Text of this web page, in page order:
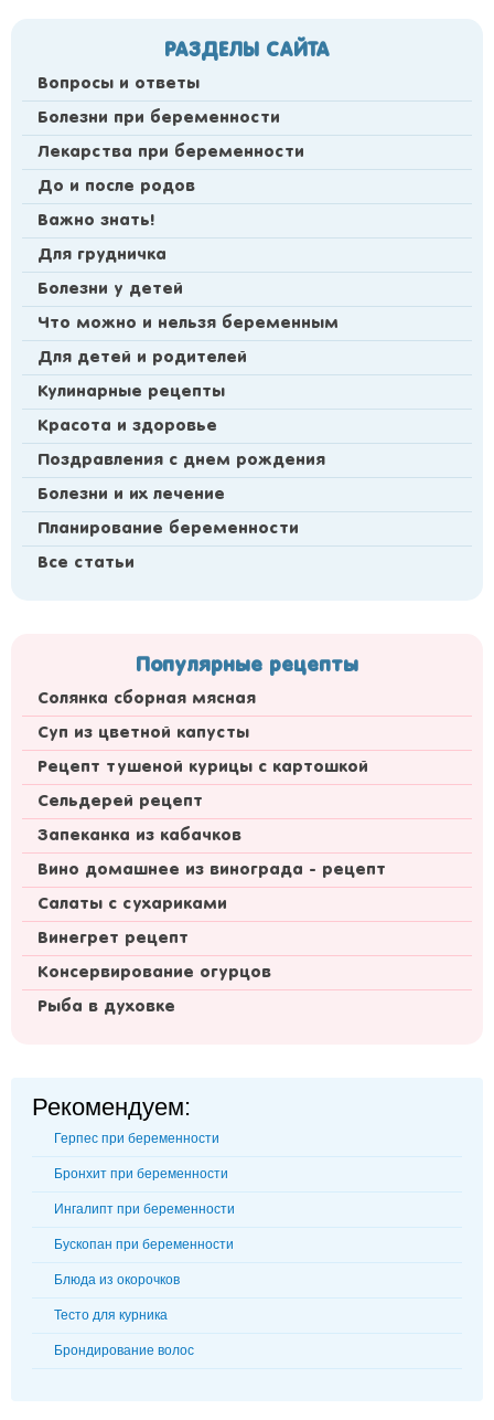
РАЗДЕЛЫ САЙТА
Вопросы и ответы
Болезни при беременности
Лекарства при беременности
До и после родов
Важно знать!
Для грудничка
Болезни у детей
Что можно и нельзя беременным
Для детей и родителей
Кулинарные рецепты
Красота и здоровье
Поздравления с днем рождения
Болезни и их лечение
Планирование беременности
Все статьи
Популярные рецепты
Солянка сборная мясная
Суп из цветной капусты
Рецепт тушеной курицы с картошкой
Сельдерей рецепт
Запеканка из кабачков
Вино домашнее из винограда - рецепт
Салаты с сухариками
Винегрет рецепт
Консервирование огурцов
Рыба в духовке
Рекомендуем:
Герпес при беременности
Бронхит при беременности
Ингалипт при беременности
Бускопан при беременности
Блюда из окорочков
Тесто для курника
Брондирование волос